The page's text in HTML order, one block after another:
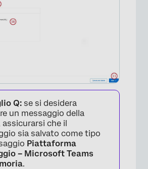
Q: se si desidera
un messaggio della
assicurarsi che il
sia salvato come tipo
Piattaforma
– Microsoft Teams
.